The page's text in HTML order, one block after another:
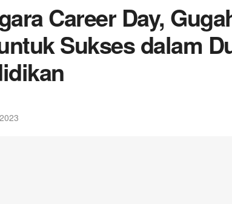
Career Day,
Sukses dalam